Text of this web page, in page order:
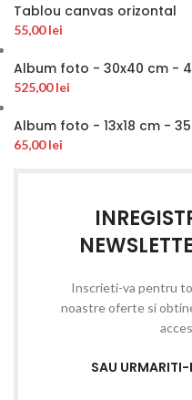
Tablou canvas orizontal
55,00lei
Album foto - 30x40 cm -
525,00lei
Album foto - 13x18 cm -
65,00lei
Inscrieti-va pentru
noastre oferte si
SAU URMARITI-